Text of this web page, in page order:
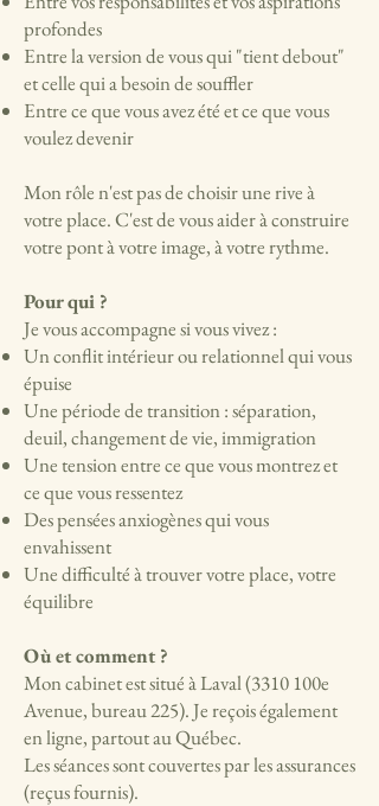
profondes
Entre la version de vous qui "tient debout"
et celle qui a besoin de souffler
Entre ce que vous avez été et ce que vous
voulez devenir
Mon rôle n'est pas de choisir une rive à
votre place. C'est de vous aider à construire
votre pont à votre image, à votre rythme.
Pour qui ?
Je vous accompagne si vous vivez :
Un conflit intérieur ou relationnel qui vous
épuise
Une période de transition : séparation,
deuil, changement de vie, immigration
Une tension entre ce que vous montrez et
ce que vous ressentez
Des pensées anxiogènes qui vous
envahissent
Une difficulté à trouver votre place, votre
équilibre
Où et comment ?
Mon cabinet est situé à Laval (3310 100e
Avenue, bureau 225). Je reçois également
en ligne, partout au Québec.
Les séances sont couvertes par les assurances
(reçus fournis).